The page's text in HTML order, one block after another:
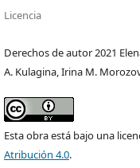
Licencia
Derechos de autor 2021
A. Kulagina, Irina M.
Esta obra está bajo una
Atribución 4.0.